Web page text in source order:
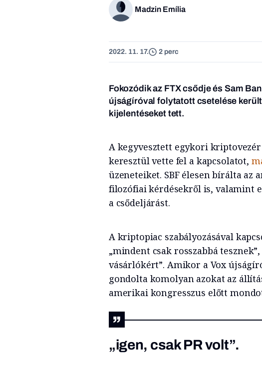
Madzin Emília
2022. 11. 17. 2 perc
Fokozódik az FTX csődje és Sam
újságíróval folytatott csetelése
kijelentéseket tett.
A kegyvesztett egykori
keresztül vette fel a kapcsolatot,
üzeneteiket. SBF élesen bírálta az
filozófiai kérdésekről is, valamint
a csődeljárást.
A kriptopiac szabályozásával
„mindent csak rosszabbá
vásárlókért”. Amikor a Vox
gondolta komolyan azokat az
amerikai kongresszus előtt
„igen, csak PR volt”.